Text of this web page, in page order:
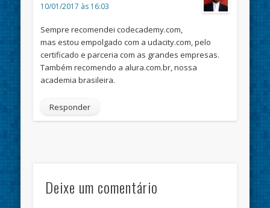
10/01/2017 às 16:03
Sempre recomendei codecademy.com,
mas estou empolgado com a udacity.com, pelo
certificado e parceria com as grandes empresas.
Também recomendo a alura.com.br, nossa
academia brasileira.
Responder
Deixe um comentário